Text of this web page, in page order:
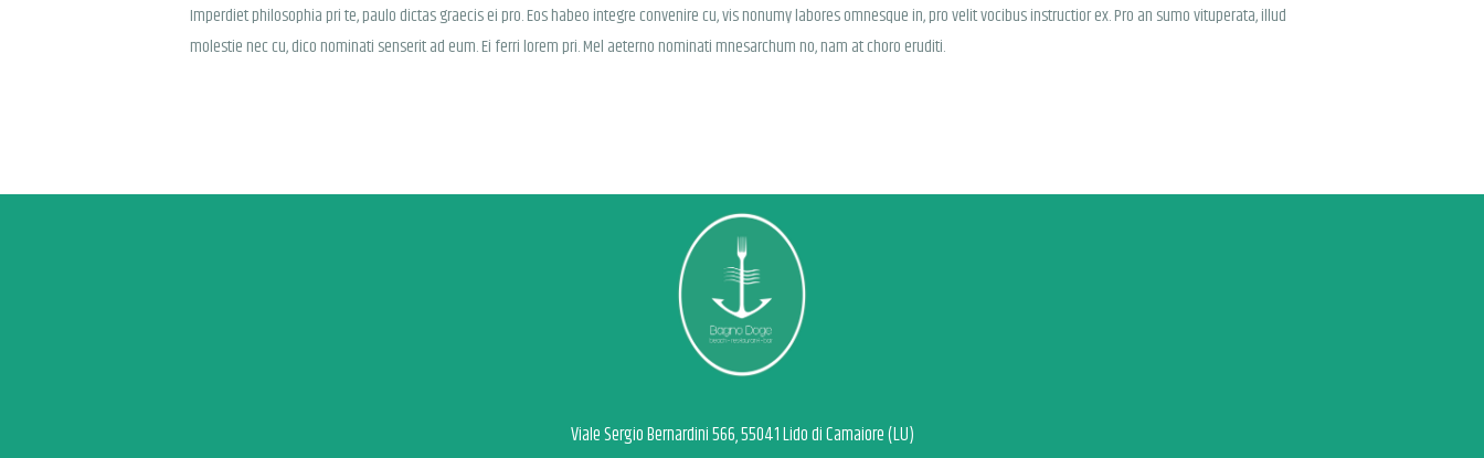
Imperdiet philosophia pri te, paulo dictas graecis ei pro. Eos habeo integre convenire cu, vis nonumy labores omnesque in, pro velit vocibus instructior ex. Pro an sumo vituperata, illud
molestie nec cu, dico nominati senserit ad eum. Ei ferri lorem pri. Mel aeterno nominati mnesarchum no, nam at choro eruditi.
Viale Sergio Bernardini 566, 55041 Lido di Camaiore (LU)